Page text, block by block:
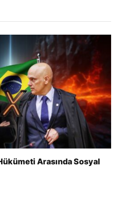
Arasında Sosyal